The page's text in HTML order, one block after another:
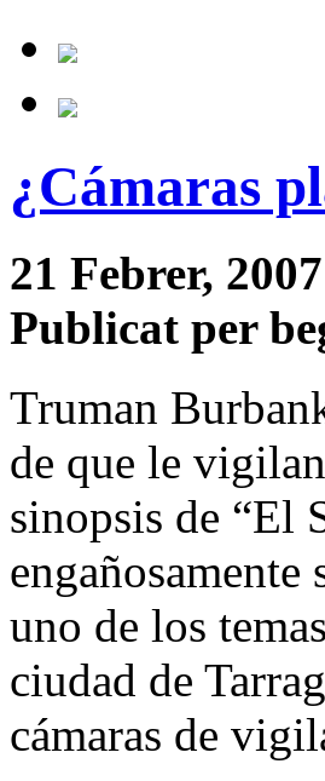
¿Cámaras
21 Febrer,
Publicat per
Truman
de que le
sinopsis de “El
uno de los
ciudad de
cámaras de